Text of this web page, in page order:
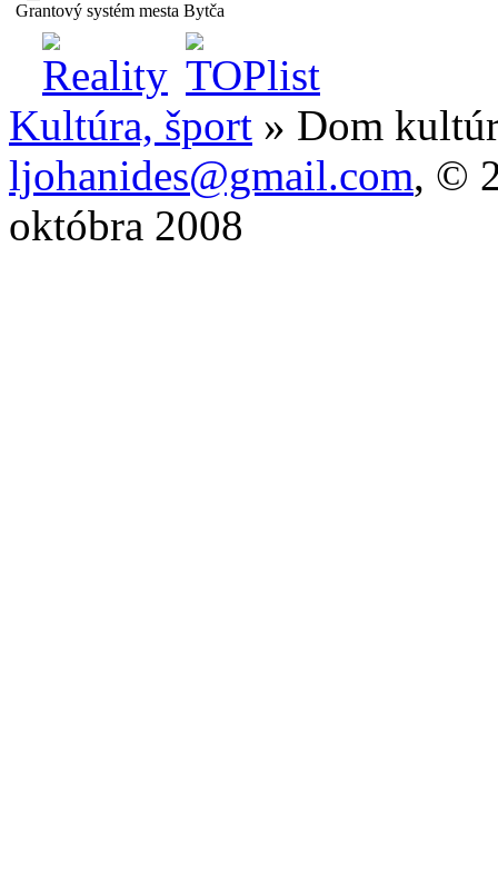
Grantový systém mesta Bytča
Kultúra, šport » Dom
ljohanides@gmail.com, ©
októbra 2008